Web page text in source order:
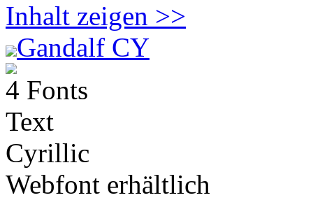
Inhalt zeigen >>
Gandalf CY
4 Fonts
Text
Cyrillic
Webfont erhältlich